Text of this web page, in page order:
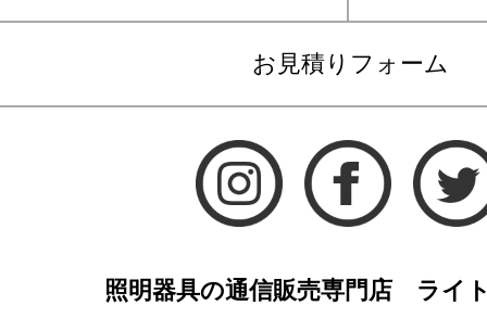
お見積りフォーム
照明器具の通信販売専門店 ライ